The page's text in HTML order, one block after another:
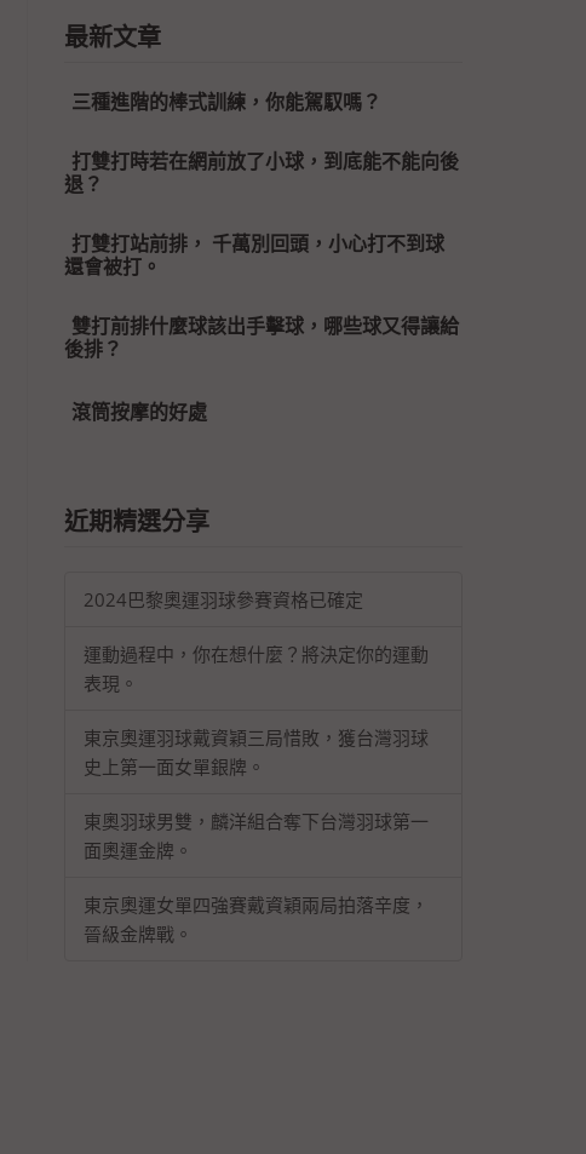
最新文章
三種進階的棒式訓練，你能駕馭嗎？
打雙打時若在網前放了小球，到底能不能向後
退？
打雙打站前排， 千萬別回頭，小心打不到球
還會被打。
雙打前排什麼球該出手擊球，哪些球又得讓給
後排？
滾筒按摩的好處
近期精選分享
2024巴黎奧運羽球參賽資格已確定
運動過程中，你在想什麼？將決定你的運動
表現。
東京奧運羽球戴資穎三局惜敗，獲台灣羽球
史上第一面女單銀牌。
東奧羽球男雙，麟洋組合奪下台灣羽球第一
面奧運金牌。
東京奧運女單四強賽戴資穎兩局拍落辛度，
晉級金牌戰。